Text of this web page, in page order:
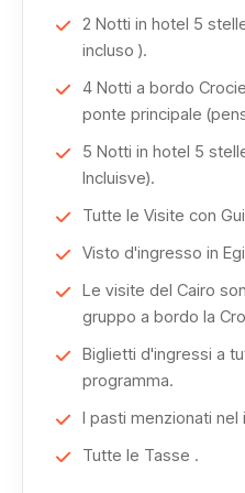
più grandi al mondo.
Sulla riva ovest di Luxor
Memnone, la celebre Valle
faraonica.
ammirerai il grandioso
meglio conservati
Proseguendo lungo il Nilo
Ombo, unico nel suo genere
dedicazione.
2 Notti in hotel 5
incluso ).
4 Notti a bordo
ponte principale
5 Notti in hotel 5
Incluisve).
Tutte le Visite con
Visto d'ingresso in
Le visite del Cairo
gruppo a bordo la
Biglietti d'ingressi a
programma.
I pasti menzionati nel
Tutte le Tasse .